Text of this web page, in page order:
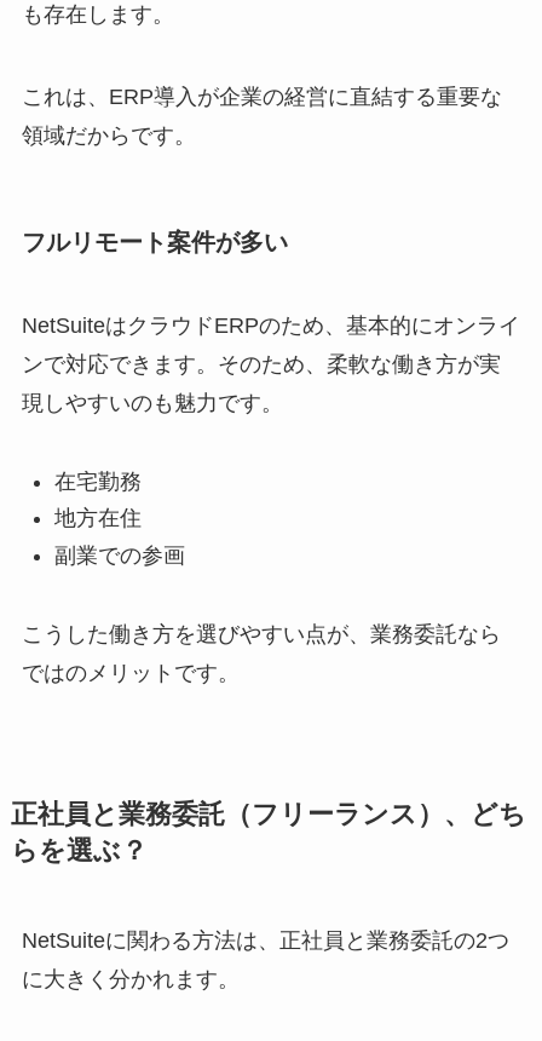
も存在します。
これは、ERP導入が企業の経営に直結する重要な
領域だからです。
フルリモート案件が多い
NetSuiteはクラウドERPのため、基本的にオンライ
ンで対応できます。そのため、柔軟な働き方が実
現しやすいのも魅力です。
在宅勤務
地方在住
副業での参画
こうした働き方を選びやすい点が、業務委託なら
ではのメリットです。
正社員と業務委託（フリーランス）、どち
らを選ぶ？
NetSuiteに関わる方法は、正社員と業務委託の2つ
に大きく分かれます。